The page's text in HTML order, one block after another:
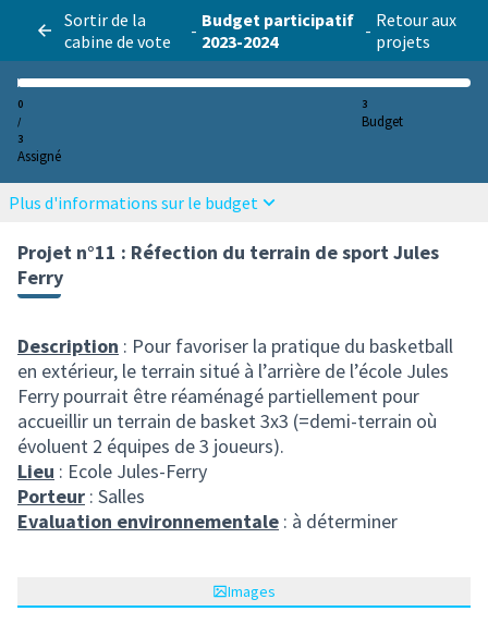
Sortir de la
cabine de vote
- Budget participatif
2023-2024
- Retour aux
projets
0
/
3
Assigné
3
Budget
Plus d'informations sur le budget
Projet n°11 : Réfection du terrain de sport Jules
Ferry
Description : Pour favoriser la pratique du basketball
en extérieur, le terrain situé à l’arrière de l’école Jules
Ferry pourrait être réaménagé partiellement pour
accueillir un terrain de basket 3x3 (=demi-terrain où
évoluent 2 équipes de 3 joueurs).
Lieu : Ecole Jules-Ferry
Porteur : Salles
Evaluation environnementale : à déterminer
Images